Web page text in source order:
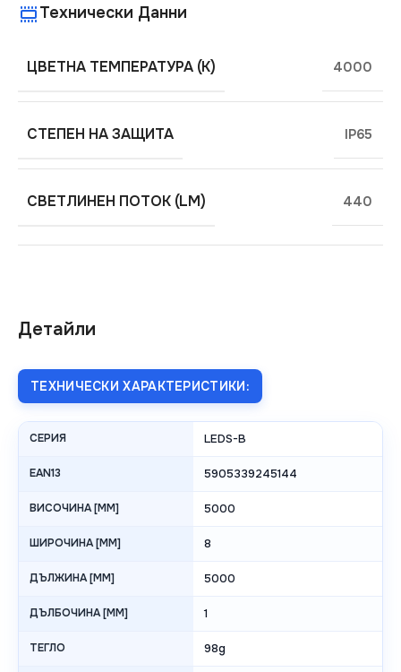
Детайли
ТЕХНИЧЕСКИ ХАРАКТЕРИСТИКИ:
СЕРИЯ LEDS-B
EAN13 5905339245144
ВИСОЧИНА [MM] 5000
ШИРОЧИНА [MM] 8
ДЪЛЖИНА [MM] 5000
ДЪЛБОЧИНА [MM] 1
ТЕГЛО 98g
Технически Данни
ЦВЕТНА ТЕМПЕРАТУРА (K) 4000
СТЕПЕН НА ЗАЩИТА IP65
СВЕТЛИНЕН ПОТОК (LM) 440